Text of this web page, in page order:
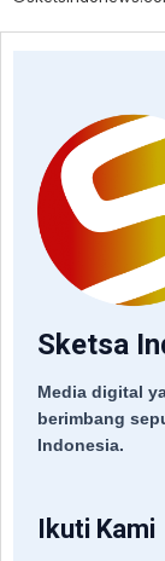
Sketsa
Media digital
berimbang
Indonesia.
Ikuti Kami